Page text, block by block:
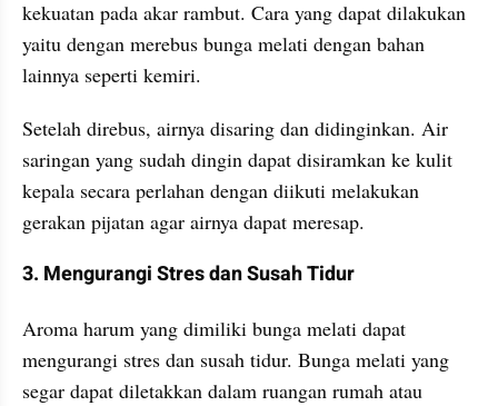
kekuatan pada akar rambut. Cara yang dapat dilakukan
yaitu dengan merebus bunga melati dengan bahan
lainnya seperti kemiri.
Setelah direbus, airnya disaring dan didinginkan. Air
saringan yang sudah dingin dapat disiramkan ke kulit
kepala secara perlahan dengan diikuti melakukan
gerakan pijatan agar airnya dapat meresap.
3. Mengurangi Stres dan Susah Tidur
Aroma harum yang dimiliki bunga melati dapat
mengurangi stres dan susah tidur. Bunga melati yang
segar dapat diletakkan dalam ruangan rumah atau